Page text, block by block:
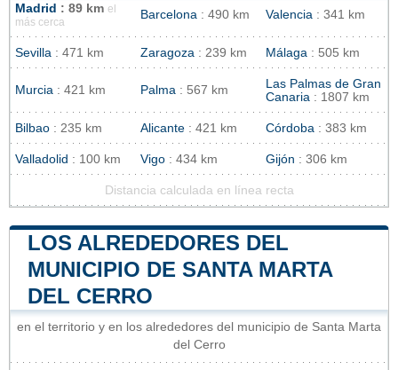
Madrid : 89 km el
más cerca
Barcelona : 490 km Valencia : 341 km
Sevilla : 471 km Zaragoza : 239 km Málaga : 505 km
Murcia : 421 km Palma : 567 km
Las Palmas de Gran
Canaria : 1807 km
Bilbao : 235 km Alicante : 421 km Córdoba : 383 km
Valladolid : 100 km Vigo : 434 km Gijón : 306 km
Distancia calculada en línea recta
LOS ALREDEDORES DEL
MUNICIPIO DE SANTA MARTA
DEL CERRO
en el territorio y en los alrededores del municipio de Santa Marta
del Cerro